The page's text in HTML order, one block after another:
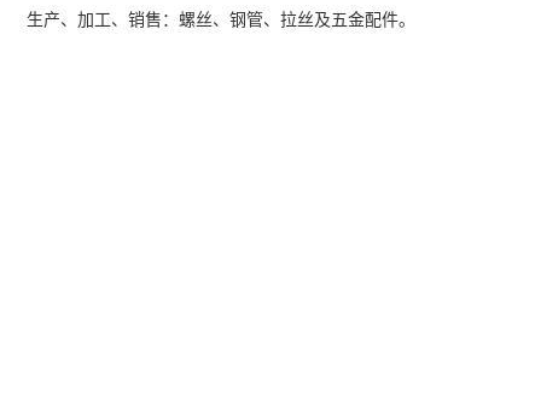
生产、加工、销售：螺丝、钢管、拉丝及五金配件。